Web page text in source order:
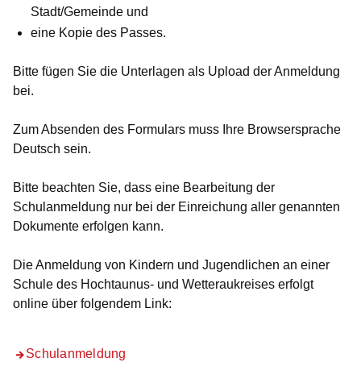
Stadt/Gemeinde und
eine Kopie des Passes.
Bitte fügen Sie die Unterlagen als Upload der Anmeldung
bei.
Zum Absenden des Formulars muss Ihre Browsersprache
Deutsch sein.
Bitte beachten Sie, dass eine Bearbeitung der
Schulanmeldung nur bei der Einreichung aller genannten
Dokumente erfolgen kann.
Die Anmeldung von Kindern und Jugendlichen an einer
Schule des Hochtaunus- und Wetteraukreises erfolgt
online über folgendem Link:
Schulanmeldung